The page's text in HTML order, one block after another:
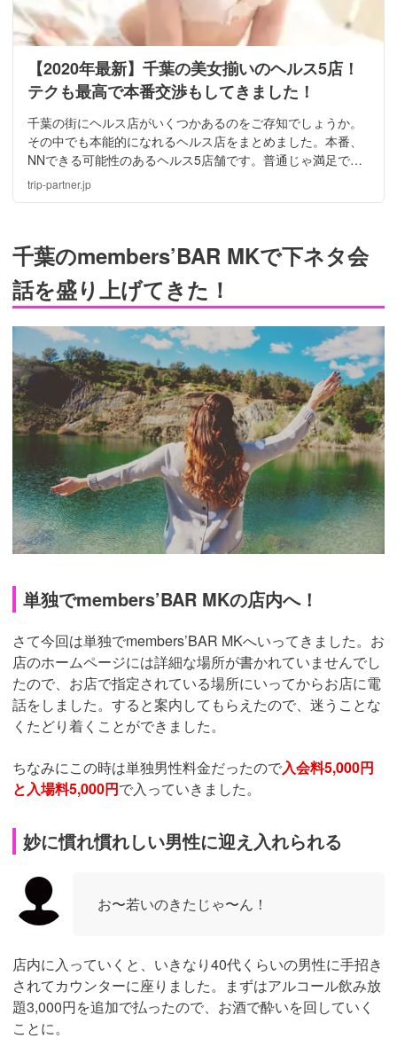
【2020年最新】千葉の美女揃いのヘルス5店！
テクも最高で本番交渉もしてきました！
千葉の街にヘルス店がいくつかあるのをご存知でしょうか。
その中でも本能的になれるヘルス店をまとめました。本番、
NNできる可能性のあるヘルス5店舗です。普通じゃ満足でき
ない方におすすめな記事となるでしょう！千葉の美女と最高
の時間を楽しくためにもしっかり下調べしましょう！
trip-partner.jp
千葉のmembers’BAR MKで下ネタ会
話を盛り上げてきた！
単独でmembers’BAR MKの店内へ！
さて今回は単独でmembers’BAR MKへいってきました。お
店のホームページには詳細な場所が書かれていませんでし
たので、お店で指定されている場所にいってからお店に電
話をしました。すると案内してもらえたので、迷うことな
くたどり着くことができました。
ちなみにこの時は単独男性料金だったので入会料5,000円
と入場料5,000円で入っていきました。
妙に慣れ慣れしい男性に迎え入れられる
お〜若いのきたじゃ〜ん！
店内に入っていくと、いきなり40代くらいの男性に手招き
されてカウンターに座りました。まずはアルコール飲み放
題3,000円を追加で払ったので、お酒で酔いを回していく
ことに。